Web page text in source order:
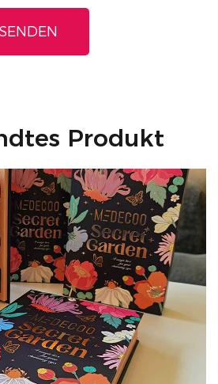
Produkt